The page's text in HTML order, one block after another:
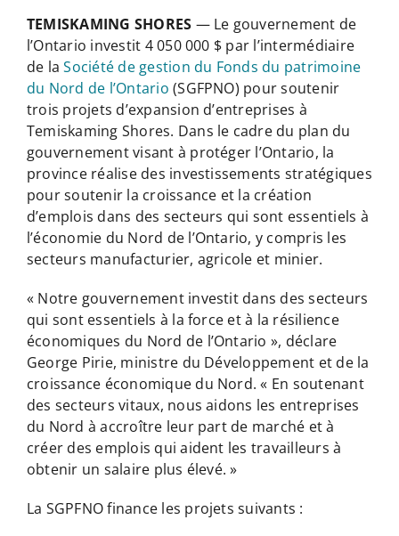
TEMISKAMING SHORES — Le gouvernement de
l’Ontario investit 4 050 000 $ par l’intermédiaire
de laSociété de gestion du Fonds du patrimoine
du Nord de l’Ontario (SGFPNO) pour soutenir
trois projets d’expansion d’entreprises à
Temiskaming Shores. Dans le cadre du plan du
gouvernement visant à protéger l’Ontario, la
province réalise des investissements stratégiques
pour soutenir la croissance et la création
d’emplois dans des secteurs qui sont essentiels à
l’économie du Nord de l’Ontario, y compris les
secteurs manufacturier, agricole et minier.
« Notre gouvernement investit dans des secteurs
qui sont essentiels à la force et à la résilience
économiques du Nord de l’Ontario », déclare
George Pirie, ministre du Développement et de la
croissance économique du Nord. « En soutenant
des secteurs vitaux, nous aidons les entreprises
du Nord à accroître leur part de marché et à
créer des emplois qui aident les travailleurs à
obtenir un salaire plus élevé. »
La SGPFNO finance les projets suivants :